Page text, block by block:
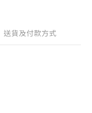
送貨及付款方式